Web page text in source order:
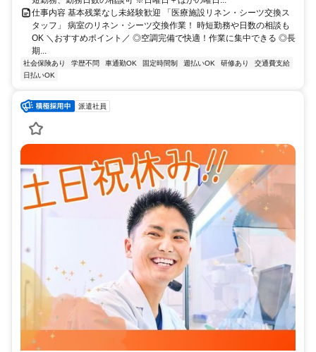
仕事内容 基本残業なし未経験歓迎 「医療施設リネン・シーツ交換ス
タッフ」 病室のリネン・シーツ交換作業！ 時短勤務や日数の相談も
OK ＼おすすめポイント／ ◎空調完備で快適！作業に集中できる ◎長
期...
社会保険あり 学歴不問 車通勤OK 固定時間制 週払いOK 研修あり
交通費支給
日払いOK
派遣社員